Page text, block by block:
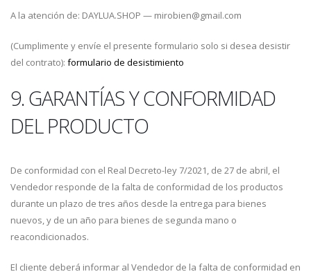
A la atención de: DAYLUA.SHOP — mirobien@gmail.com
(Cumplimente y envíe el presente formulario solo si desea desistir
del contrato): formulario de desistimiento
9. GARANTÍAS Y CONFORMIDAD
DEL PRODUCTO
De conformidad con el Real Decreto-ley 7/2021, de 27 de abril, el
Vendedor responde de la falta de conformidad de los productos
durante un plazo de tres años desde la entrega para bienes
nuevos, y de un año para bienes de segunda mano o
reacondicionados.
El cliente deberá informar al Vendedor de la falta de conformidad en